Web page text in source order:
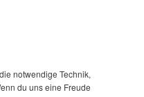
notwendige Technik,
du uns eine Freude